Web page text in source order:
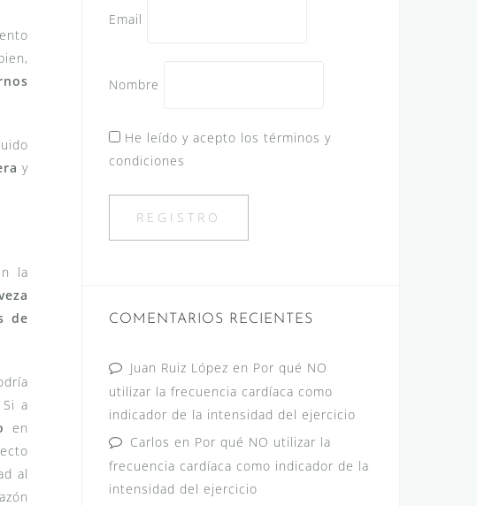
y
la
de
Si a
en
al
Email
Nombre
He leído y acepto los términos y
condiciones
COMENTARIOS RECIENTES
Juan Ruiz López en Por qué NO
utilizar la frecuencia cardíaca como
indicador de la intensidad del ejercicio
Carlos en Por qué NO utilizar la
frecuencia cardíaca como indicador de la
intensidad del ejercicio